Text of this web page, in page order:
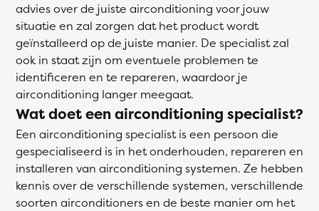
advies over de juiste airconditioning voor jouw
situatie en zal zorgen dat het product wordt
geïnstalleerd op de juiste manier. De specialist zal
ook in staat zijn om eventuele problemen te
identificeren en te repareren, waardoor je
airconditioning langer meegaat.
Wat doet een airconditioning specialist?
Een airconditioning specialist is een persoon die
gespecialiseerd is in het onderhouden, repareren en
installeren van airconditioning systemen. Ze hebben
kennis over de verschillende systemen, verschillende
soorten airconditioners en de beste manier om het